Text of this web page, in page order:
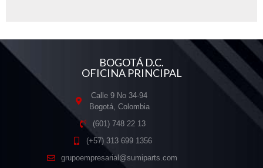
BOGOTÁ D.C.
OFICINA PRINCIPAL
Calle 9 No 34-94
Bogotá, Colombia
(601) 748 22 13
(+57) 313 699 1356
grupoempresarial@sumiparts.com